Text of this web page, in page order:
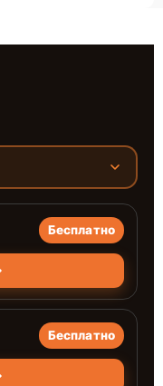
Бесплатно
Бесплатно